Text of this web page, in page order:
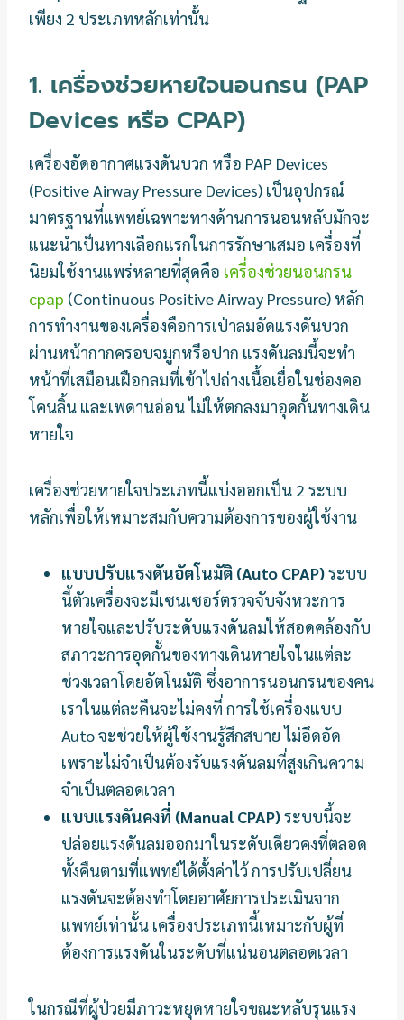
เพียง 2 ประเภทหลักเท่านั้น
1. เครื่องช่วยหายใจนอนกรน (PAP
Devices หรือ CPAP)
เครื่องอัดอากาศแรงดันบวก หรือ PAP Devices
(Positive Airway Pressure Devices) เป็นอุปกรณ์
มาตรฐานที่แพทย์เฉพาะทางด้านการนอนหลับมักจะ
แนะนำเป็นทางเลือกแรกในการรักษาเสมอ เครื่องที่
นิยมใช้งานแพร่หลายที่สุดคือ เครื่องช่วยนอนกรน
cpap (Continuous Positive Airway Pressure) หลัก
การทำงานของเครื่องคือการเป่าลมอัดแรงดันบวก
ผ่านหน้ากากครอบจมูกหรือปาก แรงดันลมนี้จะทำ
หน้าที่เสมือนเฝือกลมที่เข้าไปถ่างเนื้อเยื่อในช่องคอ
โคนลิ้น และเพดานอ่อน ไม่ให้ตกลงมาอุดกั้นทางเดิน
หายใจ
เครื่องช่วยหายใจประเภทนี้แบ่งออกเป็น 2 ระบบ
หลักเพื่อให้เหมาะสมกับความต้องการของผู้ใช้งาน
แบบปรับแรงดันอัตโนมัติ (Auto CPAP)ระบบ
นี้ตัวเครื่องจะมีเซนเซอร์ตรวจจับจังหวะการ
หายใจและปรับระดับแรงดันลมให้สอดคล้องกับ
สภาวะการอุดกั้นของทางเดินหายใจในแต่ละ
ช่วงเวลาโดยอัตโนมัติ ซึ่งอาการนอนกรนของคน
เราในแต่ละคืนจะไม่คงที่ การใช้เครื่องแบบ
Auto จะช่วยให้ผู้ใช้งานรู้สึกสบาย ไม่อึดอัด
เพราะไม่จำเป็นต้องรับแรงดันลมที่สูงเกินความ
จำเป็นตลอดเวลา
แบบแรงดันคงที่ (Manual CPAP)ระบบนี้จะ
ปล่อยแรงดันลมออกมาในระดับเดียวคงที่ตลอด
ทั้งคืนตามที่แพทย์ได้ตั้งค่าไว้ การปรับเปลี่ยน
แรงดันจะต้องทำโดยอาศัยการประเมินจาก
แพทย์เท่านั้น เครื่องประเภทนี้เหมาะกับผู้ที่
ต้องการแรงดันในระดับที่แน่นอนตลอดเวลา
ในกรณีที่ผู้ป่วยมีภาวะหยุดหายใจขณะหลับรุนแรง